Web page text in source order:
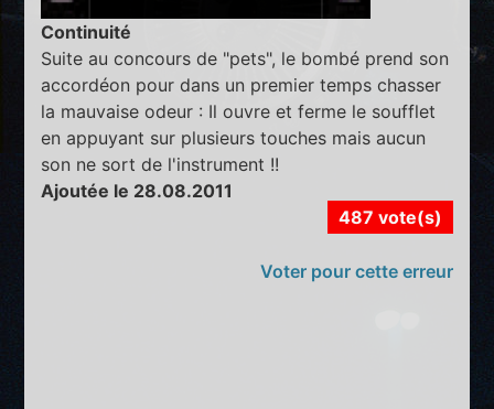
Continuité
Suite au concours de "pets", le bombé prend son
accordéon pour dans un premier temps chasser
la mauvaise odeur : Il ouvre et ferme le soufflet
en appuyant sur plusieurs touches mais aucun
son ne sort de l'instrument !!
Ajoutée le 28.08.2011
487 vote(s)
Voter pour cette erreur